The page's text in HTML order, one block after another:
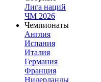
Лига наций
ЧМ 2026
Чемпионаты
Англия
Испания
Италия
Германия
Франция
Нидерланды